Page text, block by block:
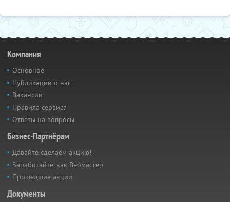
Компания
Основное
Публикации о нас
Вакансии
Правила сервиса
Ответы на вопросы
Бизнес-Партнёрам
Давайте сделаем акцию!
Заработайте, как Вебмастер
Прошедшие акции
Документы